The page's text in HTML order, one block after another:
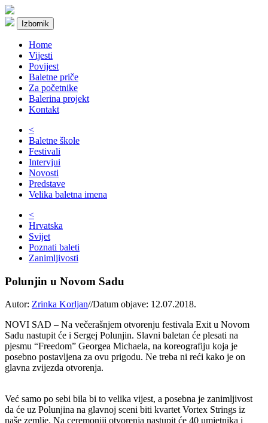
Izbornik
Home
Vijesti
Povijest
Baletne priče
Za početnike
Balerina projekt
Kontakt
<
Baletne škole
Festivali
Intervjui
Novosti
Predstave
Velika baletna imena
<
Hrvatska
Svijet
Poznati baleti
Zanimljivosti
Polunjin u Novom Sadu
Autor: Zrinka Korljan//Datum objave: 12.07.2018.
NOVI SAD – Na večerašnjem otvorenju festivala Exit u Novom
Sadu nastupit će i Sergej Polunjin. Slavni baletan će plesati na
pjesmu “Freedom” Georgea Michaela, na koreografiju koja je
posebno postavljena za ovu prigodu. Ne treba ni reći kako je on
glavna zvijezda otvorenja.
Već samo po sebi bila bi to velika vijest, a posebna je zanimljivost
da će uz Polunjina na glavnoj sceni biti kvartet Vortex Strings iz
naše zemlje. Na ceremoniji otvorenja nastupit će 40 umjetnika i